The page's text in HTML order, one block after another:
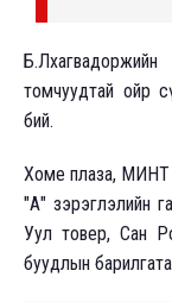
томчуудтай ойр
бий.
Хоме плаза, МИНТ
"А" зэрэглэлийн
Уул товер, Сан
буудлын